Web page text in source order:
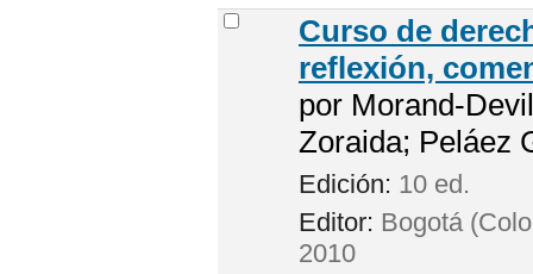
Curso de
reflexión,
por Morand-
Zoraida; Peláez
Edición: 10 ed.
Editor: Bogotá
2010